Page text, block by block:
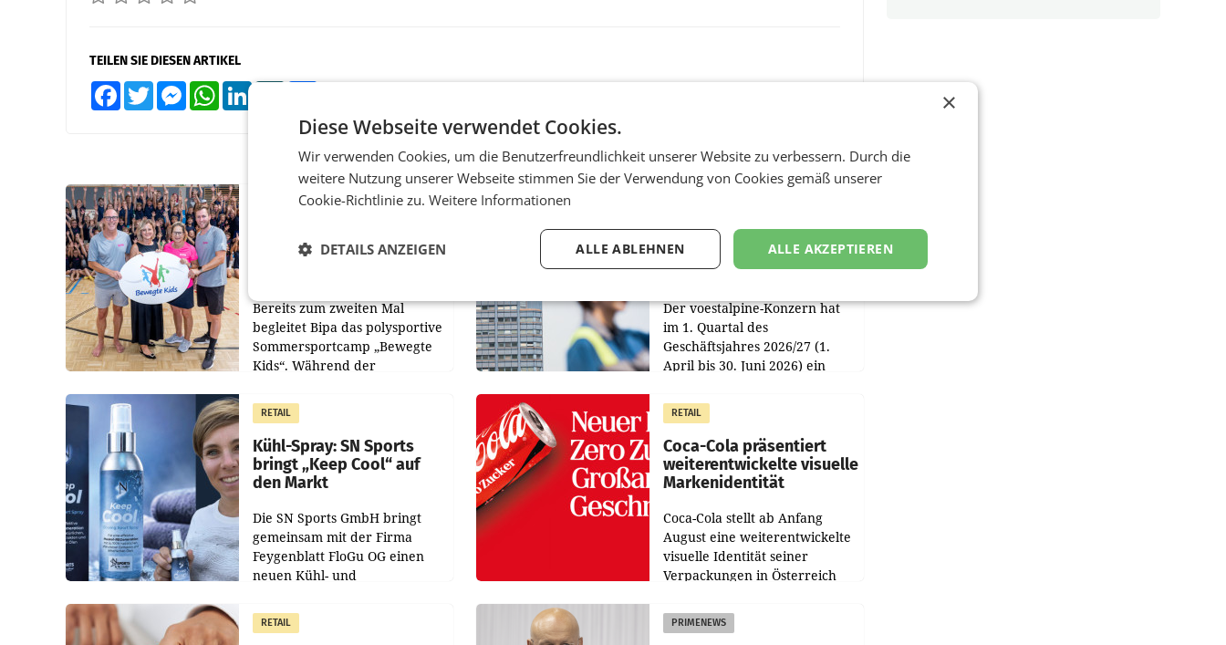
TEILEN SIE DIESEN ARTIKEL
FacebookTwitter MessengerWhatsApp
Kids Sommercamps im
Bereits zum zweiten Mal
begleitet Bipa das polysportive
Sommersportcamp „Bewegte
Kids“. Während der
Juli und August versorgt das
Unternehmen Kinder sowie
voestalpine verzeichnet
solides erstes Quartal
und steigert EBITDA
Der voestalpine-Konzern hat
im 1. Quartal des
Geschäftsjahres 2026/27 (1.
April bis 30. Juni 2026) ein
Der Umsatz stieg im Vergleich
zur Vorjahresperiode
RETAIL
Kühl-Spray: SN Sports
bringt „Keep Cool“ auf
den Markt
Die SN Sports GmbH bringt
gemeinsam mit der Firma
Feygenblatt FloGu OG einen
neuen Kühl- und
Markt. Das Produkt namens
„Keep Cool“ ist zu 100 Prozent
RETAIL
Coca-Cola präsentiert
weiterentwickelte visuelle
Markenidentität
Coca-Cola stellt ab Anfang
August eine weiterentwickelte
visuelle Identität seiner
Verpackungen in Österreich
Redesigns stehen zentrale
Gestaltungselemente
RETAIL PRIMENEWS
×
Diese Webseite verwendet Cookies.
Wir verwenden Cookies, um die Benutzerfreundlichkeit unserer Website zu verbessern. Durch die
weitere Nutzung unserer Webseite stimmen Sie der Verwendung von Cookies gemäß unserer
Cookie-Richtlinie zu. Weitere Informationen
ALLE AKZEPTIEREN
ALLE ABLEHNEN
DETAILS ANZEIGEN